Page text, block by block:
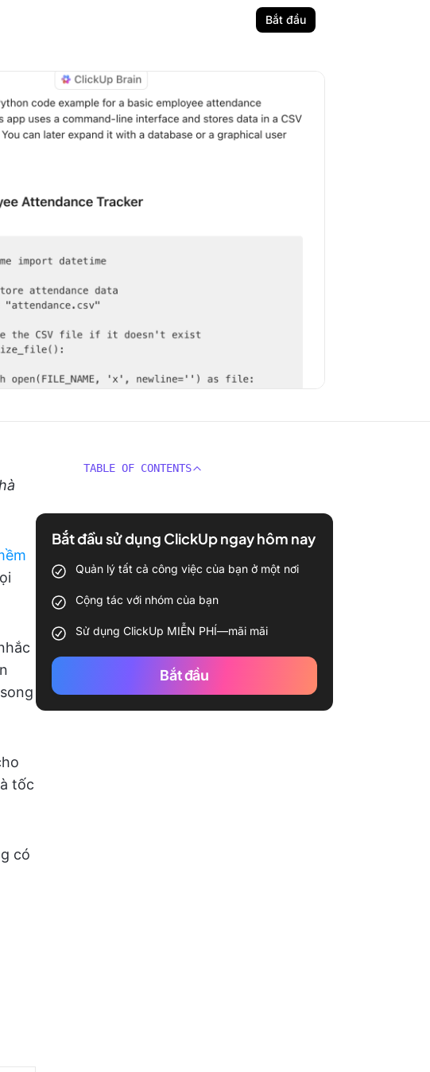
Bắt đầu
tốc
có
TABLE OF CONTENTS
Bắt đầu sử dụng ClickUp ngay hôm nay
Quản lý tất cả công việc của bạn ở một nơi
Cộng tác với nhóm của bạn
Sử dụng ClickUp MIỄN PHÍ—mãi mãi
Bắt đầu